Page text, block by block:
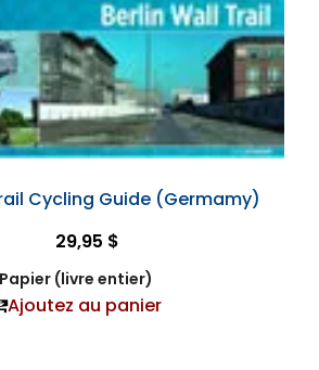
Cycling Guide (Germamy)
29,95 $
Papier (livre entier)
Ajoutez au panier